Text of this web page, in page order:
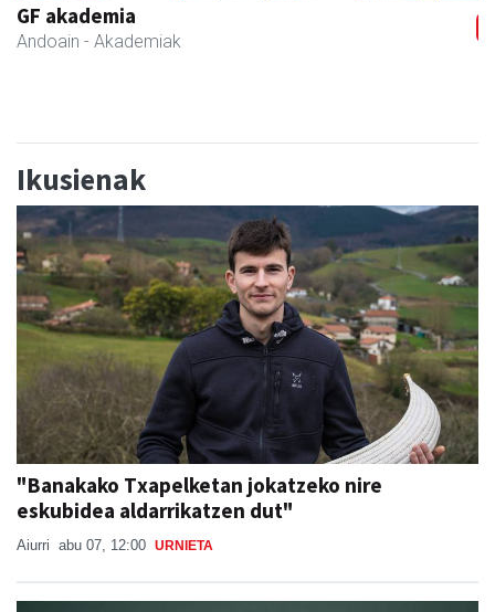
Salkin
Andoain - Merkatari elkarteak
Ikusienak
"Banakako Txapelketan jokatzeko nire
eskubidea aldarrikatzen dut"
Aiurri abu 07, 12:00 URNIETA